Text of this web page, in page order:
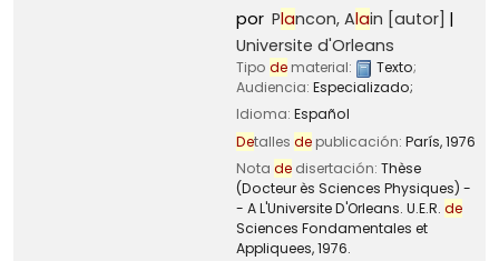
por Plancon, Alain [autor]
Universite d'Orleans
Tipo dematerial: Texto;
Audiencia: Especializado;
Idioma: Español
Detalles depublicación: París,1976
Nota dedisertación: Thèse
(Docteur ès Sciences Physiques) -
- A L'Universite D'Orleans. U.E.R. de
Sciences Fondamentales et
Appliquees, 1976.